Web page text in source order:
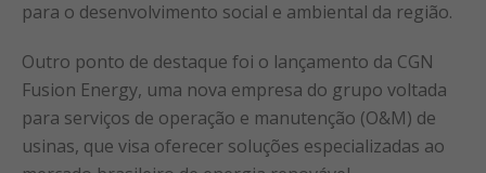
para o desenvolvimento social e ambiental da região.
Outro ponto de destaque foi o lançamento da CGN
Fusion Energy, uma nova empresa do grupo voltada
para serviços de operação e manutenção (O&M) de
usinas, que visa oferecer soluções especializadas ao